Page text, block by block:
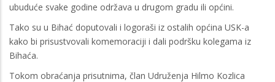
ubuduće svake godine održava u drugom gradu ili općini.
Tako su u Bihać doputovali i logoraši iz ostalih općina USK-a
kako bi prisustvovali komemoraciji i dali podršku kolegama iz
Bihaća.
Tokom obraćanja prisutnima, član Udruženja Hilmo Kozlica